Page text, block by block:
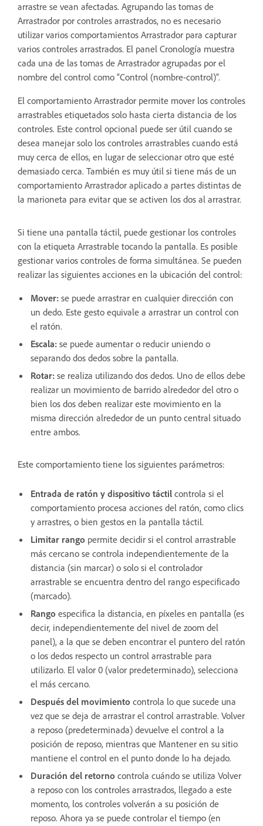
arrastre se vean afectadas. Agrupando las tomas de
Arrastrador por controles arrastrados, no es necesario
utilizar varios comportamientos Arrastrador para capturar
varios controles arrastrados. El panel Cronología muestra
cada una de las tomas de Arrastrador agrupadas por el
nombre del control como “Control (nombre-control)”.
El comportamiento Arrastrador permite mover los controles
arrastrables etiquetados solo hasta cierta distancia de los
controles. Este control opcional puede ser útil cuando se
desea manejar solo los controles arrastrables cuando está
muy cerca de ellos, en lugar de seleccionar otro que esté
demasiado cerca. También es muy útil si tiene más de un
comportamiento Arrastrador aplicado a partes distintas de
la marioneta para evitar que se activen los dos al arrastrar.
Si tiene una pantalla táctil, puede gestionar los controles
con la etiqueta Arrastrable tocando la pantalla. Es posible
gestionar varios controles de forma simultánea. Se pueden
realizar las siguientes acciones en la ubicación del control:
Mover: se puede arrastrar en cualquier dirección con
un dedo. Este gesto equivale a arrastrar un control con
el ratón.
Escala: se puede aumentar o reducir uniendo o
separando dos dedos sobre la pantalla.
Rotar: se realiza utilizando dos dedos. Uno de ellos debe
realizar un movimiento de barrido alrededor del otro o
bien los dos deben realizar este movimiento en la
misma dirección alrededor de un punto central situado
entre ambos.
Este comportamiento tiene los siguientes parámetros:
Entrada de ratón y dispositivo táctil controla si el
comportamiento procesa acciones del ratón, como clics
y arrastres, o bien gestos en la pantalla táctil.
Limitar rango permite decidir si el control arrastrable
más cercano se controla independientemente de la
distancia (sin marcar) o solo si el controlador
arrastrable se encuentra dentro del rango especificado
(marcado).
Rango especifica la distancia, en píxeles en pantalla (es
decir, independientemente del nivel de zoom del
panel), a la que se deben encontrar el puntero del ratón
o los dedos respecto un control arrastrable para
utilizarlo. El valor 0 (valor predeterminado), selecciona
el más cercano.
Después del movimiento controla lo que sucede una
vez que se deja de arrastrar el control arrastrable. Volver
a reposo (predeterminada) devuelve el control a la
posición de reposo, mientras que Mantener en su sitio
mantiene el control en el punto donde lo ha dejado.
Duración del retorno controla cuándo se utiliza Volver
a reposo con los controles arrastrados, llegado a este
momento, los controles volverán a su posición de
reposo. Ahora ya se puede controlar el tiempo (en